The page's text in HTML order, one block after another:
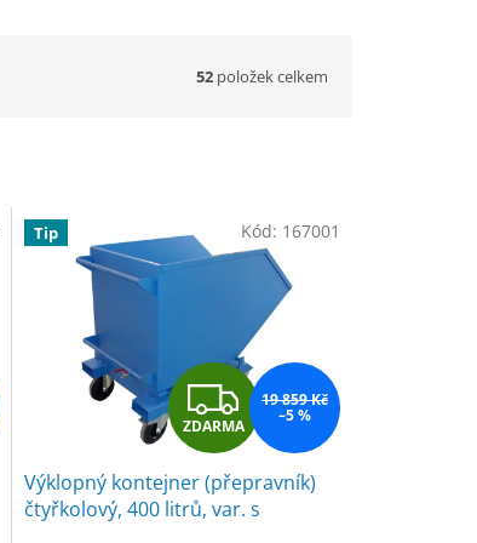
52 položek celkem
Tip
Z
D
A
ZDARMA
19 859 Kč
–5 %
Výklopný kontejner (přepravník)
čtyřkolový, 400 litrů, var. s
Kód: 167001